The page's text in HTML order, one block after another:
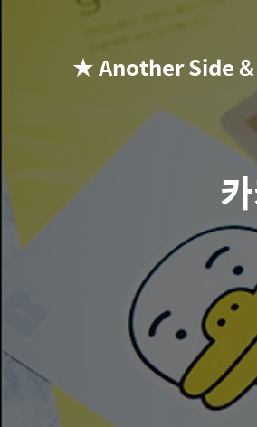
★ Another Side